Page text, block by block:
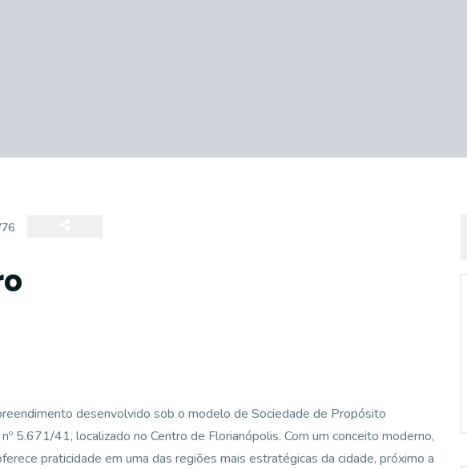
desenvolvido sob o modelo de Sociedade de Propósito
5.671/41, localizado no Centro de Florianópolis. Com um conceito moderno,
praticidade em uma das regiões mais estratégicas da cidade, próximo a